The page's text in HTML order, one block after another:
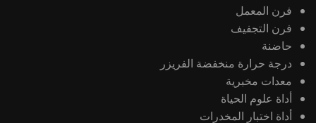
فرن المعمل
فرن التجفيف
حاضنة
درجة حرارة منخفضة الفريزر
معدات مخبرية
أداة علوم الحياة
أداة اختبار المخدرات